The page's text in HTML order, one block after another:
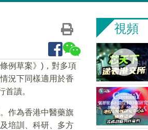
例草案》)，對多項
況下同樣適用於香
讀。
作為香港中醫藥旗
培訓、科研、多方
視頻